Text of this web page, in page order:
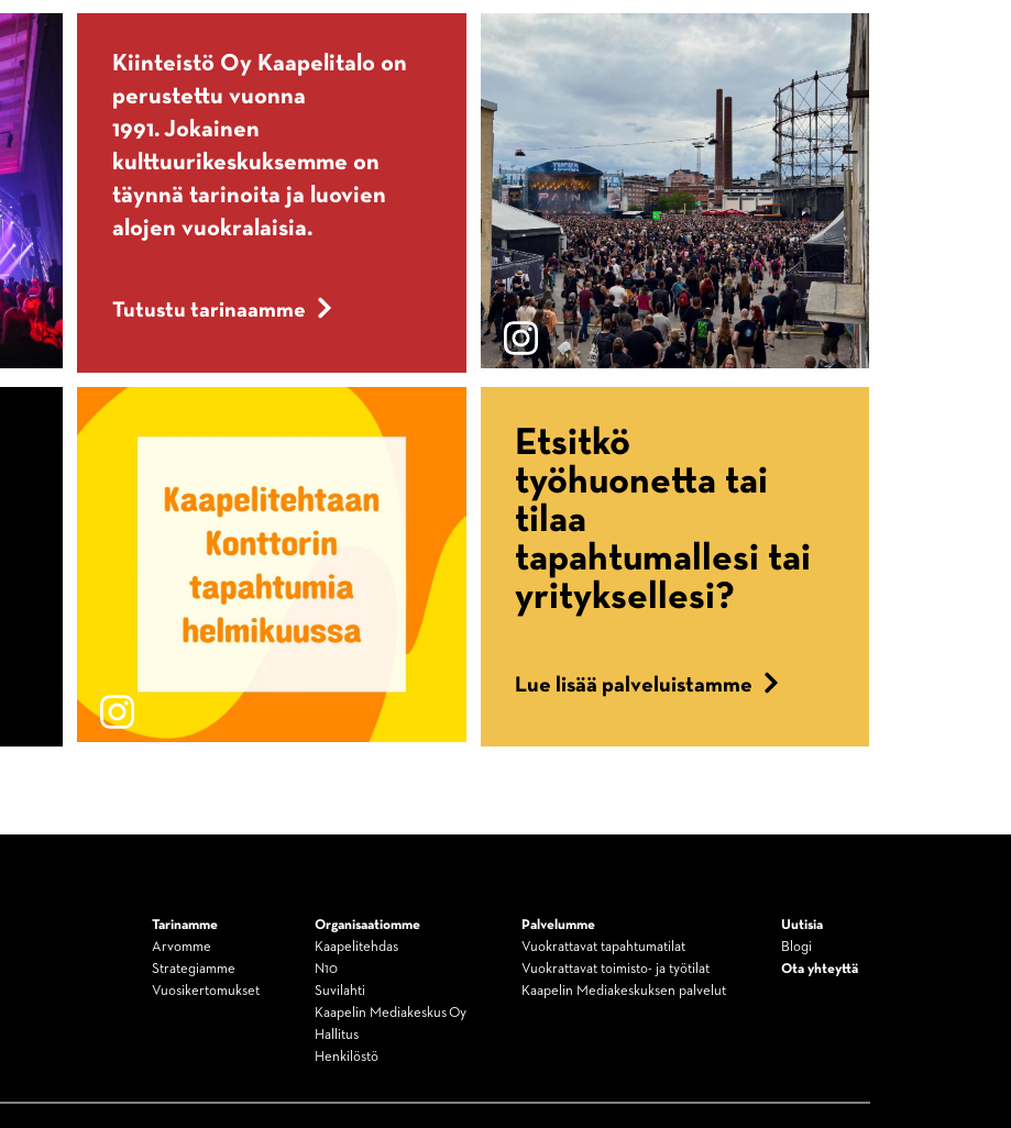
Kiinteistö Oy Kaapelitalo on
perustettu vuonna
1991. Jokainen
kulttuurikeskuksemme on
täynnä tarinoita ja luovien
alojen vuokralaisia.
Tutustu tarinaamme
Etsitkö
työhuonetta tai
tilaa
tapahtumallesi tai
yrityksellesi?
Lue lisää palveluistamme
Tarinamme
Arvomme
Strategiamme
Vuosikertomukset
Organisaatiomme
Kaapelitehdas
N10
Suvilahti
Kaapelin Mediakeskus Oy
Hallitus
Henkilöstö
Palvelumme
Vuokrattavat tapahtumatilat
Vuokrattavat toimisto- ja työtilat
Kaapelin Mediakeskuksen palvelut
Uutisia
Blogi
Ota yhteyttä